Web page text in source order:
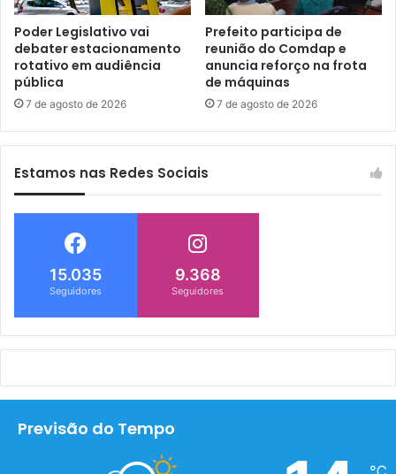
Poder Legislativo vai
debater estacionamento
rotativo em audiência
pública
7 de agosto de 2026
Prefeito participa de
reunião do Comdap e
anuncia reforço na frota
de máquinas
7 de agosto de 2026
Estamos nas Redes Sociais
15.035
Seguidores
9.368
Seguidores
Previsão do Tempo